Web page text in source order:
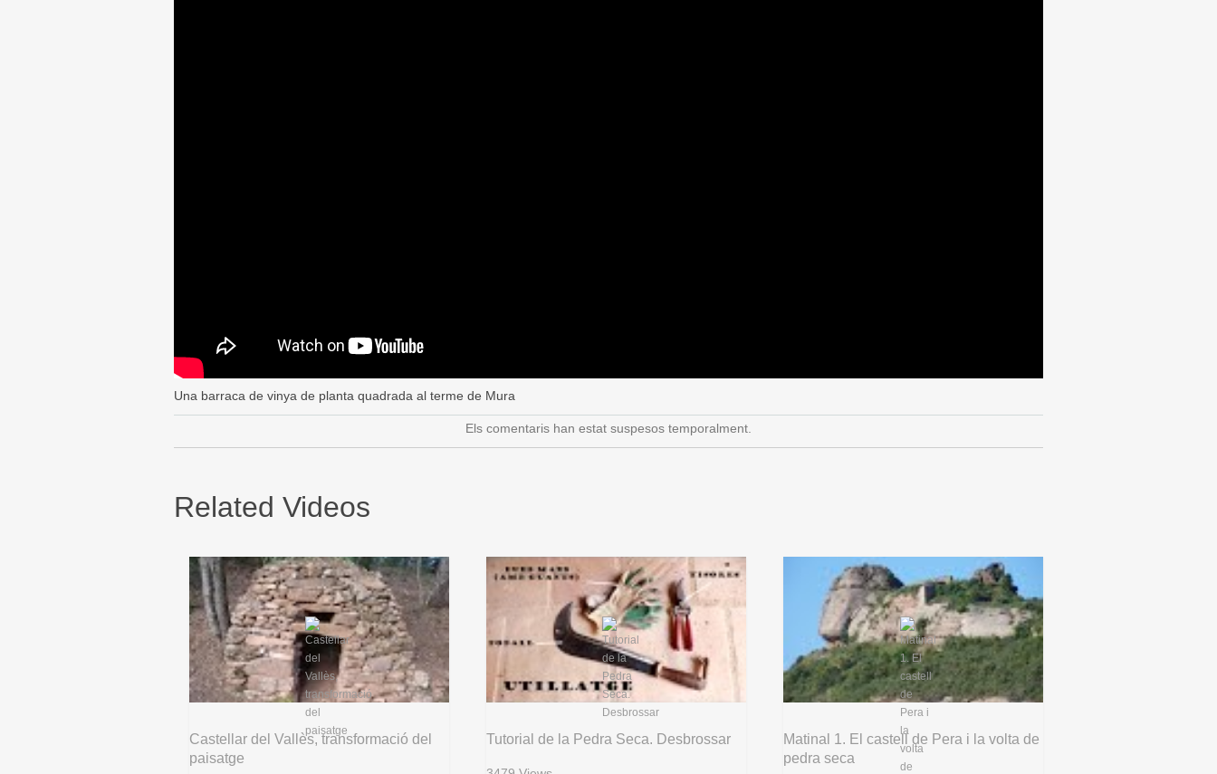
Una barraca de vinya de planta quadrada al terme de Mura
Els comentaris han estat suspesos temporalment.
Related Videos
Castellar del Vallès, transformació del
paisatge
Tutorial de la Pedra Seca. Desbrossar
Matinal 1. El castell de Pera i la volta de
pedra seca